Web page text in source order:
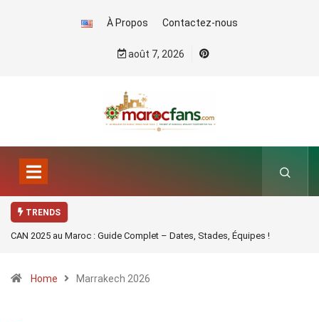
À Propos Contactez-nous
août 7, 2026
TRENDS
CAN 2025 au Maroc : Guide Complet – Dates, Stades, Équipes !
Home Marrakech 2026